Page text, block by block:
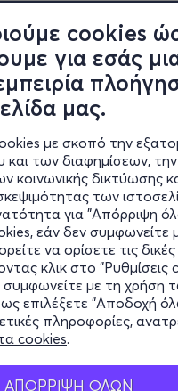
cookies
για εσάς
μας.
με σκοπό την
και των διαφημίσεων,
κοινωνικής δικτύωσης
των
για "Απόρριψη
εάν δεν συμφωνείτε
να ορίσετε τις
κλικ στο "Ρυθμίσεις
συμφωνείτε με τη χρήση
επιλέξετε "Αποδοχή
πληροφορίες,
cookies.
ΑΠΟΡΡΙΨΗ ΟΛΩΝ